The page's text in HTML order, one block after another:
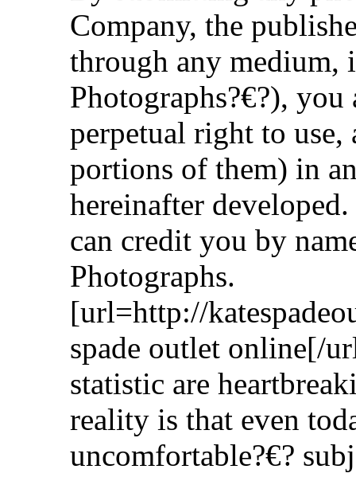
Company, the
through any medium,
Photographs?€?), you
perpetual right to
portions of them) in
hereinafter
can credit you by
Photographs.
[url=http://
spade outlet online[/
statistic are
reality is that even
uncomfortable?€?